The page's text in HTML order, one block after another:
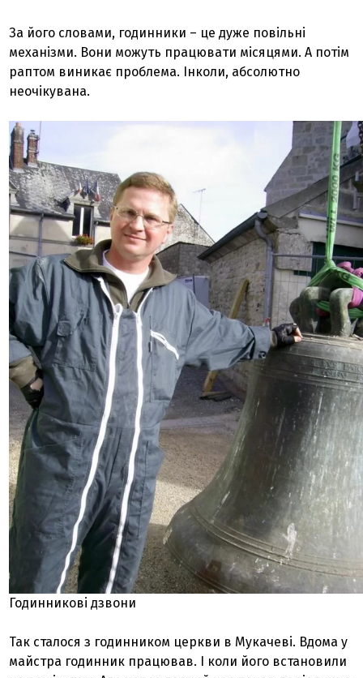
За його словами, годинники – це дуже повільні
механізми. Вони можуть працювати місяцями. А потім
раптом виникає проблема. Інколи, абсолютно
неочікувана.
Годинникові дзвони
Так сталося з годинником церкви в Мукачеві. Вдома у
майстра годинник працював. І коли його встановили